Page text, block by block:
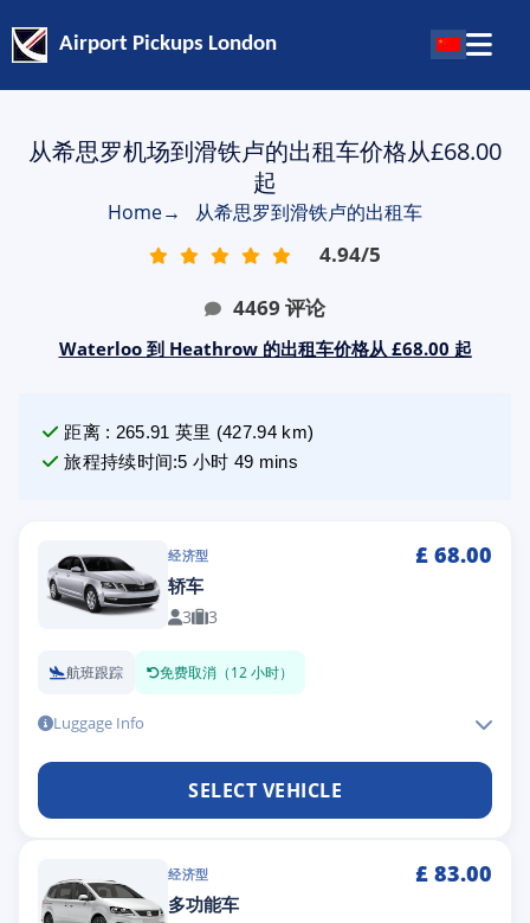
Airport Pickups London
从希思罗机场到滑铁卢的出租车价格从£68.00
起
Home→ 从希思罗到滑铁卢的出租车
4.94/5
4469 评论
Waterloo 到 Heathrow 的出租车价格从 £68.00 起
距离: 265.91 英里 (427.94km)
旅程持续时间:5 小时 49 mins
经济型 £ 68.00
轿车
3 3
航班跟踪 免费取消（12 小时）
Luggage Info
SELECT VEHICLE
经济型 £ 83.00
多功能车